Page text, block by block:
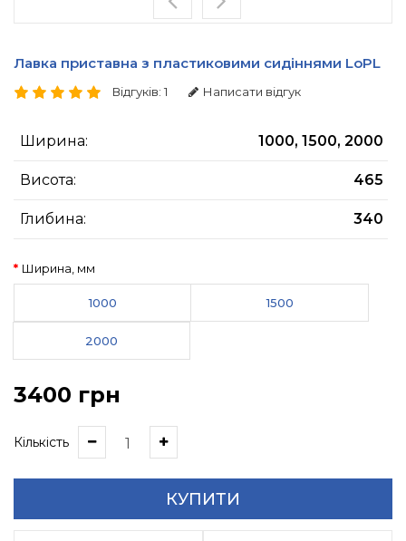
Лавка приставна з пластиковими сидіннями LoPL
Відгуків: 1 Написати відгук
Ширина: 1000, 1500, 2000
Висота: 465
Глибина: 340
Ширина, мм
1000 1500
2000
3400 грн
Кількість
КУПИТИ